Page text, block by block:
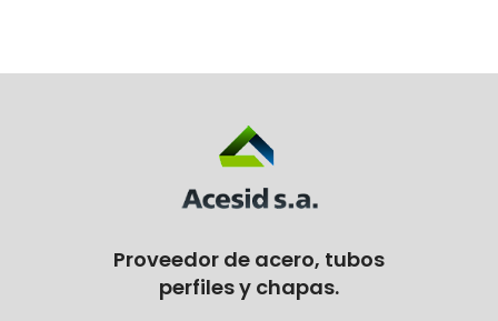
Proveedor de acero, tubos
perfiles y chapas.